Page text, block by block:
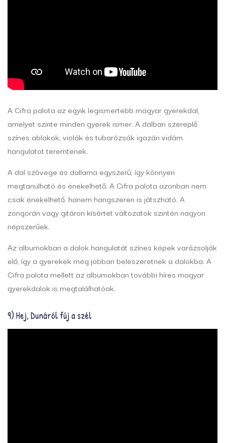
A Cifra palota az egyik legismertebb magyar gyerekdal,
amelyet szinte minden gyerek ismer. A dalban szereplő
színes ablakok, violák és tubarózsák igazán vidám
hangulatot teremtenek.
A dal szövege és dallama egyszerű, így könnyen
megtanulható és énekelhető. A Cifra palota azonban nem
csak énekelhető, hanem hangszeren is játszható. A
zongorán vagy gitáron kísértet változatok szintén nagyon
népszerűek.
Az albumokban a dalok hangulatát színes képek varázsolják
elő, így a gyerekek még jobban beleszeretnek a dalokba. A
Cifra palota mellett az albumokban további híres magyar
gyerekdalok is megtalálhatóak.
9) Hej, Dunáról fúj a szél